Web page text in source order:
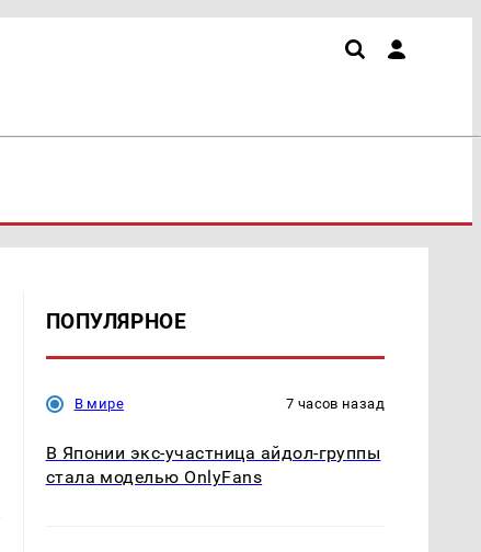
ПОПУЛЯРНОЕ
В мире 7 часов назад
В Японии экс-участница айдол-группы
стала моделью OnlyFans